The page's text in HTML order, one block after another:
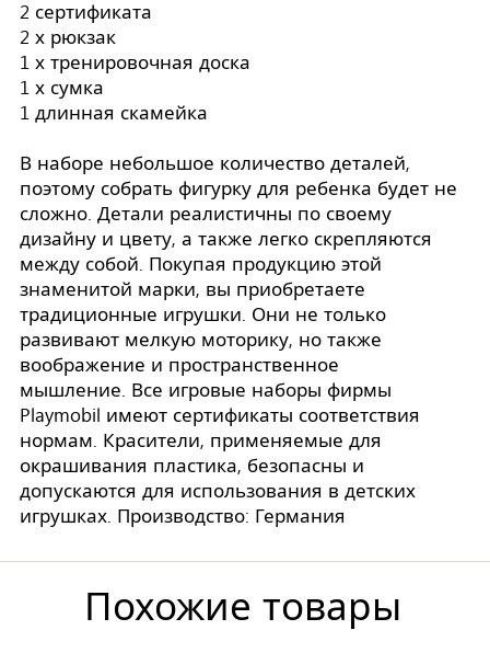
2 сертификата
2 х рюкзак
1 х тренировочная доска
1 х сумка
1 длинная скамейка
В наборе небольшое количество деталей,
поэтому собрать фигурку для ребенка будет не
сложно. Детали реалистичны по своему
дизайну и цвету, а также легко скрепляются
между собой. Покупая продукцию этой
знаменитой марки, вы приобретаете
традиционные игрушки. Они не только
развивают мелкую моторику, но также
воображение и пространственное
мышление. Все игровые наборы фирмы
Playmobil имеют сертификаты соответствия
нормам. Красители, применяемые для
окрашивания пластика, безопасны и
допускаются для использования в детских
игрушках. Производство: Германия
Похожие товары